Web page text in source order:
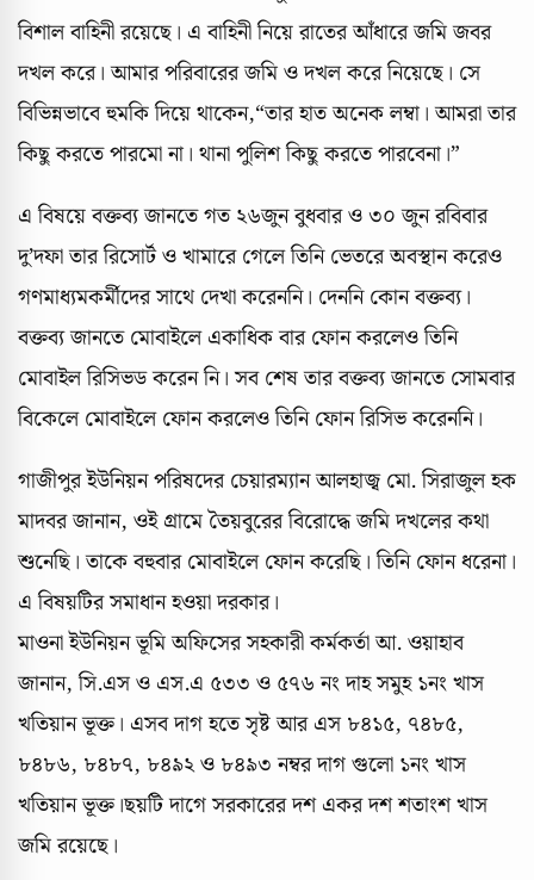
বিশাল বাহিনী রয়েছে। এ বাহিনী নিয়ে রাতের আঁধারে জমি জবর
দখল করে। আমার পরিবারের জমি ও দখল করে নিয়েছে। সে
বিভিন্নভাবে হুমকি দিয়ে থাকেন,“তার হাত অনেক লম্বা। আমরা তার
কিছু করতে পারমো না। থানা পুলিশ কিছু করতে পারবেনা।”
এ বিষয়ে বক্তব্য জানতে গত ২৬জুন বুধবার ও ৩০ জুন রবিবার
দু’দফা তার রিসোর্ট ও খামারে গেলে তিনি ভেতরে অবস্থান করেও
গণমাধ্যমকর্মীদের সাথে দেখা করেননি। দেননি কোন বক্তব্য।
বক্তব্য জানতে মোবাইলে একাধিক বার ফোন করলেও তিনি
মোবাইল রিসিভড করেন নি। সব শেষ তার বক্তব্য জানতে সোমবার
বিকেলে মোবাইলে ফোন করলেও তিনি ফোন রিসিভ করেননি।
গাজীপুর ইউনিয়ন পরিষদের চেয়ারম্যান আলহাজ্ব মো. সিরাজুল হক
মাদবর জানান, ওই গ্রামে তৈয়বুরের বিরোদ্ধে জমি দখলের কথা
শুনেছি। তাকে বহুবার মোবাইলে ফোন করেছি। তিনি ফোন ধরেনা।
এ বিষয়টির সমাধান হওয়া দরকার।
মাওনা ইউনিয়ন ভূমি অফিসের সহকারী কর্মকর্তা আ. ওয়াহাব
জানান, সি.এস ও এস.এ ৫৩৩ ও ৫৭৬ নং দাহ সমুহ ১নং খাস
খতিয়ান ভূক্ত। এসব দাগ হতে সৃষ্ট আর এস ৮৪১৫, ৭৪৮৫,
৮৪৮৬, ৮৪৮৭, ৮৪৯২ ও ৮৪৯৩ নম্বর দাগ গুলো ১নং খাস
খতিয়ান ভূক্ত।ছয়টি দাগে সরকারের দশ একর দশ শতাংশ খাস
জমি রয়েছে।